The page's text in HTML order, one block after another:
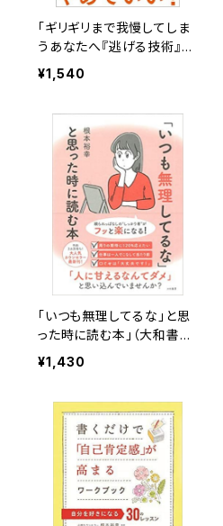
「ギリギリまで我慢してしま
うあなたへ『逃げる技術』」
（徳間書店）
¥1,540
「いつも無理してるな」と思
った時に読む本」（大和書
房）
¥1,430